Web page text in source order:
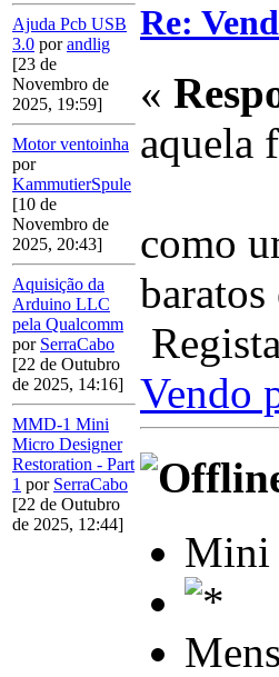
Ajuda Pcb USB
3.0 porandlig
[23 de
Novembro de
2025, 19:59]
Motor ventoinha
por
KammutierSpule
[10 de
Novembro de
2025, 20:43]
Aquisição da
Arduino LLC
pela Qualcomm
por SerraCabo
[22 de Outubro
de 2025, 14:16]
MMD-1 Mini
Micro Designer
Restoration - Part
1 por SerraCabo
[22 de Outubro
de 2025, 12:44]
Re:
«
aquela
como
Vendo
Mini